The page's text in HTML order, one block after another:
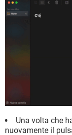
Una volta che
nuovamente il